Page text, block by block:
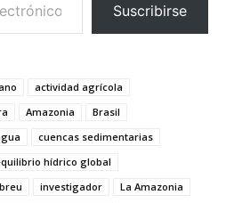
Suscribirse
actividad agrícola
Amazonia
Brasil
cuencas sedimentarias
hídrico global
investigador
La Amazonia